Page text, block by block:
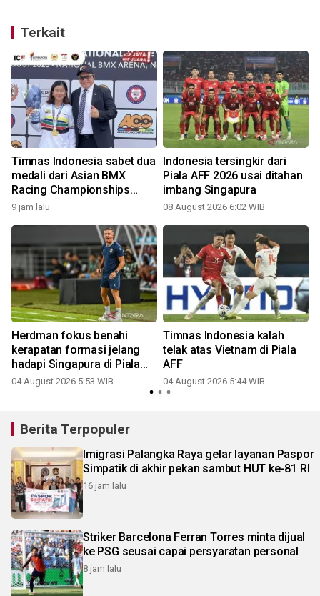
Terkait
Timnas Indonesia sabet dua
medali dari Asian BMX
Racing Championships
2026
9 jam lalu
Indonesia tersingkir dari
Piala AFF 2026 usai ditahan
imbang Singapura
08 August 2026 6:02 WIB
Herdman fokus benahi
kerapatan formasi jelang
hadapi Singapura di Piala
AFF 2026
04 August 2026 5:53 WIB
Timnas Indonesia kalah
telak atas Vietnam di Piala
AFF
04 August 2026 5:44 WIB
Berita Terpopuler
Imigrasi Palangka Raya gelar layanan Paspor
Simpatik di akhir pekan sambut HUT ke-81 RI
16 jam lalu
Striker Barcelona Ferran Torres minta dijual
ke PSG seusai capai persyaratan personal
8 jam lalu